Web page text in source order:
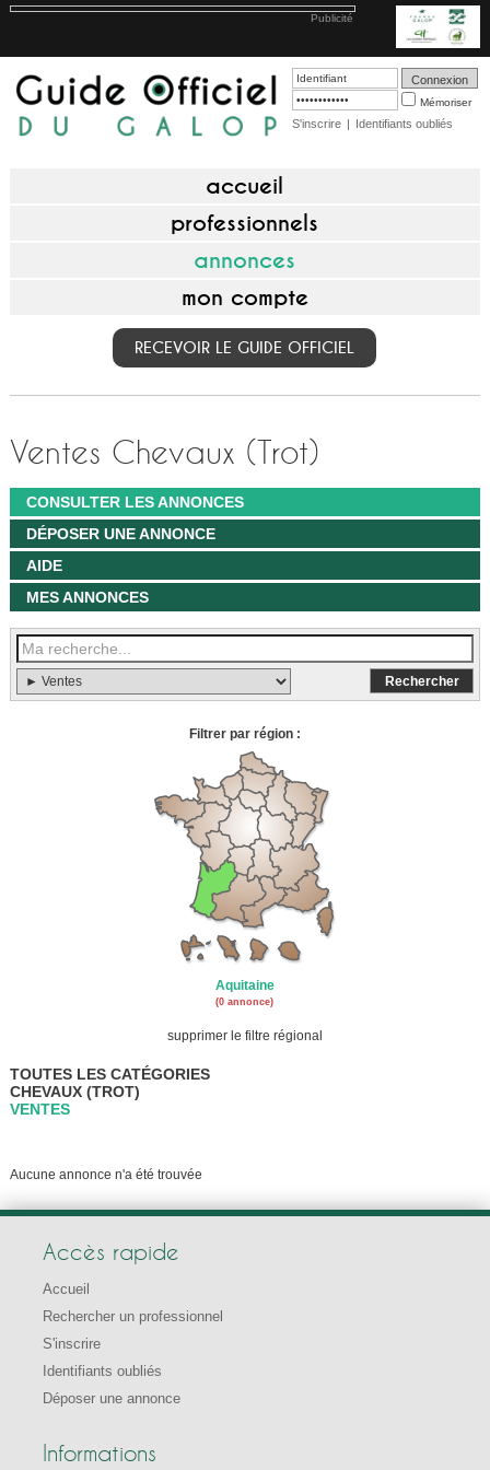
Publicité
Mémoriser
S'inscrire | Identifiants oubliés
accueil
professionnels
annonces
mon compte
RECEVOIR LE GUIDE OFFICIEL
Ventes Chevaux (Trot)
CONSULTER LES ANNONCES
DÉPOSER UNE ANNONCE
AIDE
MES ANNONCES
Filtrer par région :
Aquitaine
(0 annonce)
supprimer le filtre régional
TOUTES LES CATÉGORIES
CHEVAUX (TROT)
VENTES
Aucune annonce n'a été trouvée
Accès rapide
Accueil
Rechercher un professionnel
S'inscrire
Identifiants oubliés
Déposer une annonce
Informations